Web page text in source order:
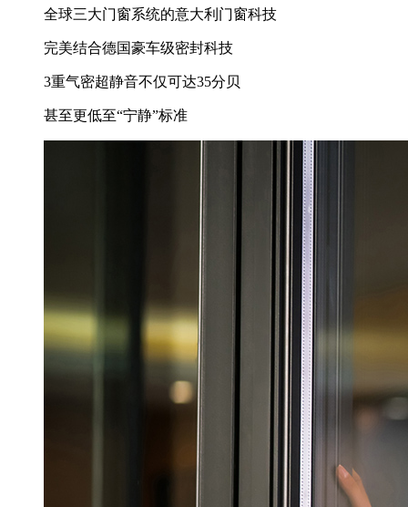
全球三大门窗系统的意大利门窗科技
完美结合德国豪车级密封科技
3重气密超静音不仅可达35分贝
甚至更低至“宁静”标准